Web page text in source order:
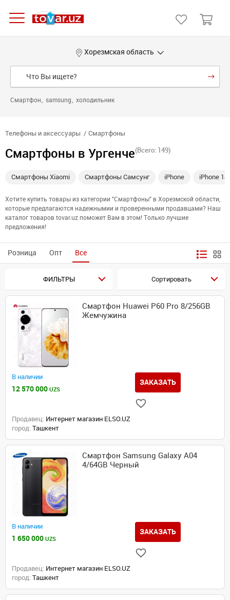
Хорезмская область
Смартфон samsung холодильник
Телефоны и аксессуары Смартфоны
Смартфоны в Ургенче(Всего: 149)
Смартфоны Xiaomi Смартфоны Самсунг iPhone iPhone 14
Хотите купить товары из категории "Смартфоны" в Хорезмской области,
которые предлагаются надежнымии и проверенными продавцами? Наш
каталог товаров tovar.uz поможет Вам в этом! Только лучшие
предложения!
Розница Опт Все
ФИЛЬТРЫ Сортировать
Смартфон Huawei P60 Pro 8/256GB
Жемчужина
В наличии
12 570 000 UZS
ЗАКАЗАТЬ
Продавец: Интернет магазин ELSO.UZ
город: Ташкент
Смартфон Samsung Galaxy A04
4/64GB Черный
В наличии
1 650 000 UZS
ЗАКАЗАТЬ
Продавец: Интернет магазин ELSO.UZ
город: Ташкент